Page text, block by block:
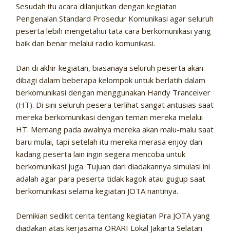
Sesudah itu acara dilanjutkan dengan kegiatan
Pengenalan Standard Prosedur Komunikasi agar seluruh
peserta lebih mengetahui tata cara berkomunikasi yang
baik dan benar melalui radio komunikasi.
Dan di akhir kegiatan, biasanaya seluruh peserta akan
dibagi dalam beberapa kelompok untuk berlatih dalam
berkomunikasi dengan menggunakan Handy Tranceiver
(HT). Di sini seluruh pesera terlihat sangat antusias saat
mereka berkomunikasi dengan teman mereka melalui
HT. Memang pada awalnya mereka akan malu-malu saat
baru mulai, tapi setelah itu mereka merasa enjoy dan
kadang peserta lain ingin segera mencoba untuk
berkomunikasi juga. Tujuan dari diadakannya simulasi ini
adalah agar para peserta tidak kagok atau gugup saat
berkomunikasi selama kegiatan JOTA nantinya.
Demikian sedikit cerita tentang kegiatan Pra JOTA yang
diadakan atas kerjasama ORARI Lokal Jakarta Selatan